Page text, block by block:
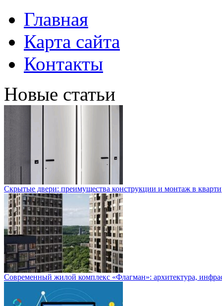
Главная
Карта сайта
Контакты
Новые статьи
Скрытые двери: преимущества конструкции и монтаж в
Современный жилой комплекс «Флагман»: архитектура,